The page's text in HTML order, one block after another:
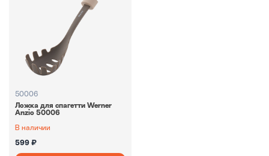
50006
Ложка для спагетти Werner
Anzio 50006
В наличии
599 ₽